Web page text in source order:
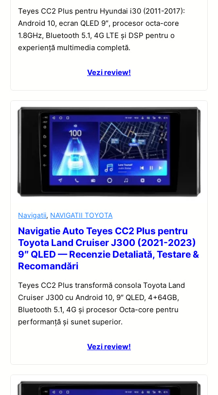
Teyes CC2 Plus pentru Hyundai i30 (2011-2017):
Android 10, ecran QLED 9″, procesor octa-core
1.8GHz, Bluetooth 5.1, 4G LTE și DSP pentru o
experiență multimedia completă.
Vezi review!
Navigatii, NAVIGATII TOYOTA
Navigatie Auto Teyes CC2 Plus pentru
Toyota Land Cruiser J300 (2021-2023)
9″ QLED — Recenzie Detaliată, Testare &
Recomandări
Teyes CC2 Plus transformă consola Toyota Land
Cruiser J300 cu Android 10, 9″ QLED, 4+64GB,
Bluetooth 5.1, 4G și procesor Octa-core pentru
performanță și sunet superior.
Vezi review!